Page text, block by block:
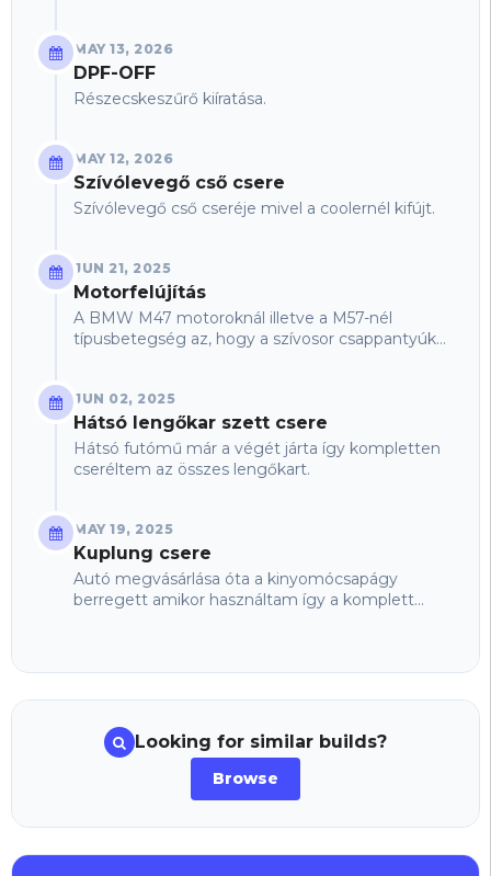
Looking for similar builds?
Browse
MAY 13, 2026
DPF-OFF
Részecskeszűrő kiíratása.
MAY 12, 2026
Szívólevegő cső csere
Szívólevegő cső cseréje mivel a coolernél kifújt.
JUN 21, 2025
Motorfelújítás
A BMW M47 motoroknál illetve a M57-nél
típusbetegség az, hogy a szívosor csappantyúk
JUN 02, 2025
Hátsó lengőkar szett csere
Hátsó futómű már a végét járta így kompletten
cseréltem az összes lengőkart.
MAY 19, 2025
Kuplung csere
Autó megvásárlása óta a kinyomócsapágy
berregett amikor használtam így a komplett